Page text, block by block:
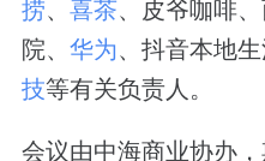
捞、 喜茶、皮爷咖啡、
院、 华为、抖音本地生
技等有关负责人。
会议由中海商业协办